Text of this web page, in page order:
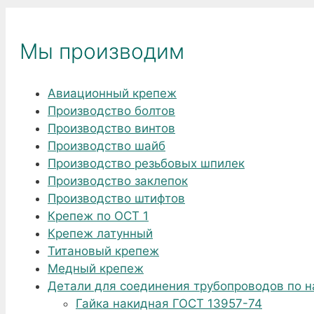
Мы производим
Авиационный крепеж
Производство болтов
Производство винтов
Производство шайб
Производство резьбовых шпилек
Производство заклепок
Производство штифтов
Крепеж по ОСТ 1
Крепеж латунный
Титановый крепеж
Медный крепеж
Детали для соединения трубопроводов по
Гайка накидная ГОСТ 13957-74